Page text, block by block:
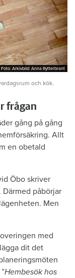
Foto: Arkivbild: Anna Rytterbrant
Foto: Arkivbild: Anna Rytterbrant
och kök.
frågan
gång på gång
Allt
en obetald
Öbo skriver
Därmed påbörjar
Men
med
dit det
Hembesök hos